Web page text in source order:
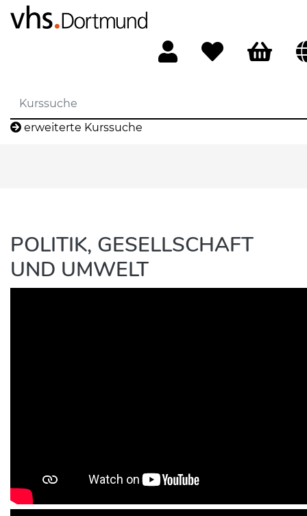
erweiterte Kurssuche
POLITIK, GESELLSCHAFT
UND UMWELT